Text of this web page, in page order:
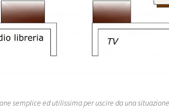
semplice ed utilissima per uscire da una